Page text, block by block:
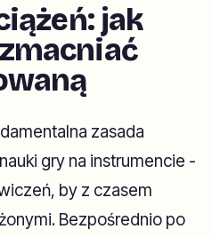
jak
zasada
gry na instrumencie -
by z czasem
Bezpośrednio po